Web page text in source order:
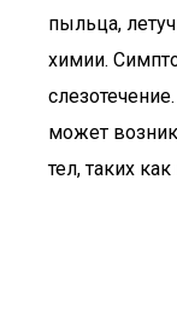
пыльца,
химии.
может
тел, таких